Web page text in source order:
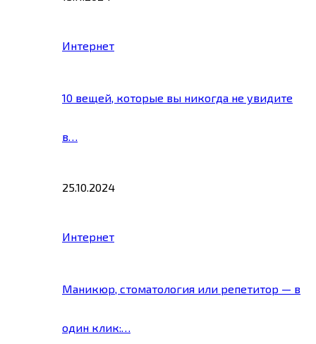
Интернет
10 вещей, которые вы никогда не увидите
в…
25.10.2024
Интернет
Маникюр, стоматология или репетитор — в
один клик:…